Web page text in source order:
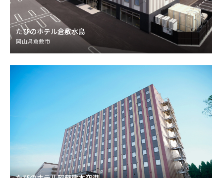
たびのホテル倉敷水島
岡山県倉敷市